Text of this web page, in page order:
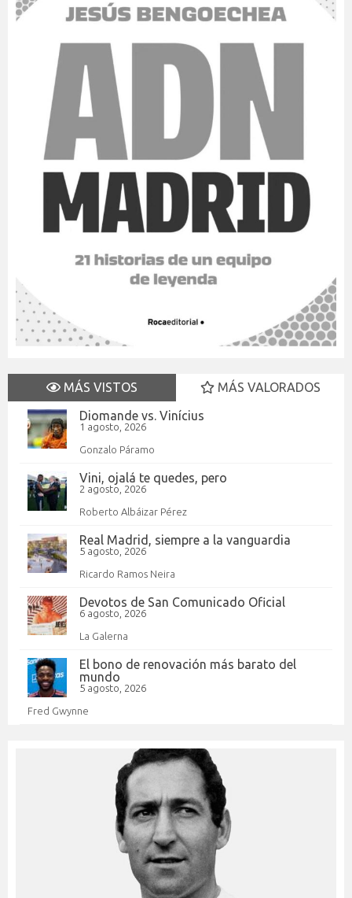
MÁS VISTOS
MÁS VALORADOS
Diomande vs. Vinícius
1 agosto, 2026
Gonzalo Páramo
Vini, ojalá te quedes, pero
2 agosto, 2026
Roberto Albáizar Pérez
Real Madrid, siempre a la vanguardia
5 agosto, 2026
Ricardo Ramos Neira
Devotos de San Comunicado Oficial
6 agosto, 2026
La Galerna
El bono de renovación más barato del
mundo
5 agosto, 2026
Fred Gwynne